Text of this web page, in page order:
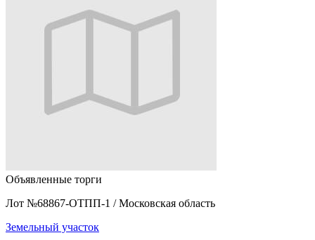
Объявленные торги
Лот №68867-ОТПП-1 / Московская область
Земельный участок